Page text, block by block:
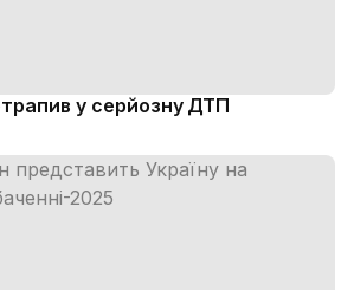
у серйозну ДТП